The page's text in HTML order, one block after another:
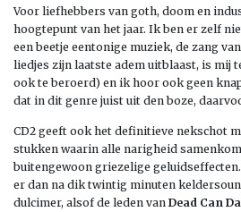
Voor liefhebbers van goth, doom en
hoogtepunt van het jaar. Ik ben er zelf
een beetje eentonige muziek, de zang
liedjes zijn laatste adem uitblaast, is mij
ook te beroerd) en ik hoor ook geen
dat in dit genre juist uit den boze,
CD2 geeft ook het definitieve nekschot
stukken waarin alle narigheid
buitengewoon griezelige
er dan na dik twintig minuten
dulcimer, alsof de leden van Dead Can